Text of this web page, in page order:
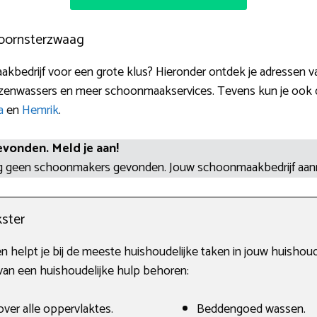
voor een grote klus? Hieronder ontdek je adressen
en meer schoonmaakservices. Tevens kun je
enHemrik.
Meld je aan!
schoonmakers gevonden. Jouw schoonmaakbedrijf
helpt je bij de meeste huishoudelijke taken in jouw
een huishoudelijke hulp behoren:
alle oppervlaktes.
Beddengoed wassen.